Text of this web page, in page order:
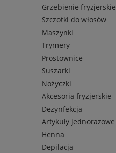
Grzebienie fryzjerskie
Szczotki do włosów
Maszynki
Trymery
Prostownice
Suszarki
Nożyczki
Akcesoria fryzjerskie
Dezynfekcja
Artykuły jednorazowe
Henna
Depilacja